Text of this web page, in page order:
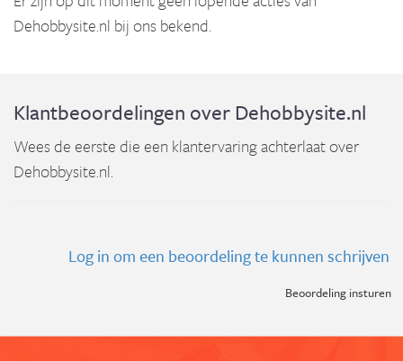
Dehobbysite.nl bij ons bekend.
Klantbeoordelingen over Dehobbysite.nl
Wees de eerste die een klantervaring achterlaat over
Dehobbysite.nl.
Log in om een beoordeling te kunnen schrijven
Beoordeling insturen